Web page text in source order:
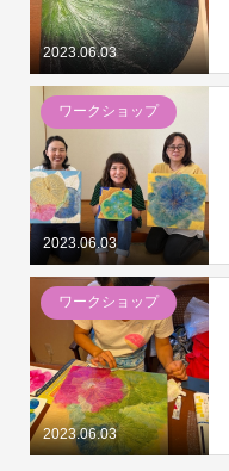
2023.06.03
2023.06.03
ワークショップ
2023.06.03
ワークショップ